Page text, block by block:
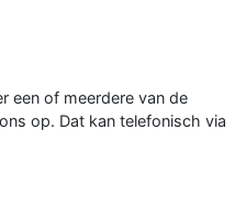
een of meerdere van de
op. Dat kan telefonisch via